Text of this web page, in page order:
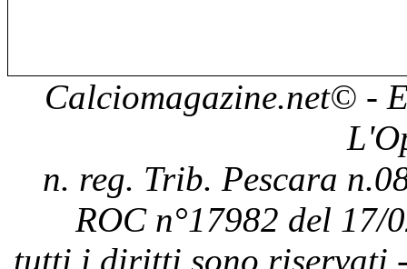
Calciomagazine.net© -
n. reg. Trib. Pescara
ROC n°17982 del 17/
tutti i diritti sono riservati